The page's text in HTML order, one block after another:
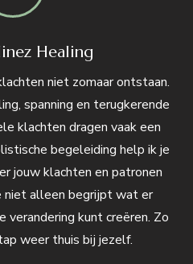
Healing
niet zomaar ontstaan.
spanning en terugkerende
klachten dragen vaak een
begeleiding help ik je
jouw klachten en patronen
niet alleen begrijpt wat er
verandering kunt creëren. Zo
weer thuis bij jezelf.